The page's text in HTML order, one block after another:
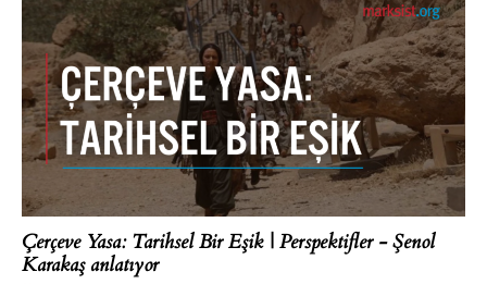
Çerçeve Yasa: Tarihsel Bir Eşik | Perspektifler - Şenol
Karakaş anlatıyor